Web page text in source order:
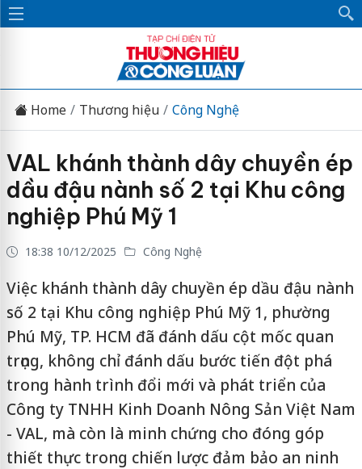
Home Thương hiệu Công Nghệ
VAL khánh thành dây chuyền ép
dầu đậu nành số 2 tại Khu công
nghiệp Phú Mỹ 1
18:38 10/12/2025 Công Nghệ
Việc khánh thành dây chuyền ép dầu đậu nành
số 2 tại Khu công nghiệp Phú Mỹ 1, phường
Phú Mỹ, TP. HCM đã đánh dấu cột mốc quan
trọng, không chỉ đánh dấu bước tiến đột phá
trong hành trình đổi mới và phát triển của
Công ty TNHH Kinh Doanh Nông Sản Việt Nam
- VAL, mà còn là minh chứng cho đóng góp
thiết thực trong chiến lược đảm bảo an ninh